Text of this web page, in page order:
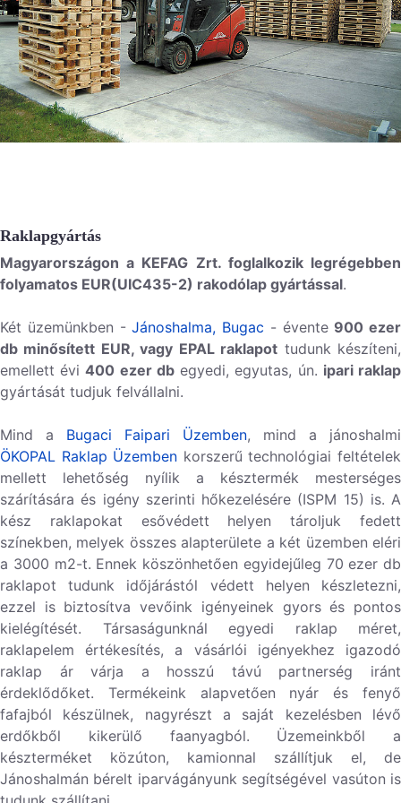
Raklapgyártás
Magyarországon a KEFAG Zrt. foglalkozik legrégebben
folyamatos EUR(UIC435-2) rakodólap gyártással.
Két üzemünkben -Jánoshalma, Bugac - évente900 ezer
db minősített EUR, vagy EPAL raklapot tudunk készíteni,
emellett évi400 ezer dbegyedi, egyutas, ún. ipari raklap
gyártását tudjuk felvállalni.
Mind a Bugaci Faipari Üzemben, mind a jánoshalmi
ÖKOPAL Raklap Üzemben korszerű technológiai feltételek
mellett lehetőség nyílik a késztermék mesterséges
szárítására és igény szerinti hőkezelésére (ISPM 15) is. A
kész raklapokat esővédett helyen tároljuk fedett
színekben, melyek összes alapterülete a két üzemben eléri
a 3000 m2-t. Ennek köszönhetően egyidejűleg 70 ezer db
raklapot tudunk időjárástól védett helyen készletezni,
ezzel is biztosítva vevőink igényeinek gyors és pontos
kielégítését. Társaságunknál egyedi raklap méret,
raklapelem értékesítés, a vásárlói igényekhez igazodó
raklap ár várja a hosszú távú partnerség iránt
érdeklődőket. Termékeink alapvetően nyár és fenyő
fafajból készülnek, nagyrészt a saját kezelésben lévő
erdőkből kikerülő faanyagból. Üzemeinkből a
készterméket közúton, kamionnal szállítjuk el, de
Jánoshalmán bérelt iparvágányunk segítségével vasúton is